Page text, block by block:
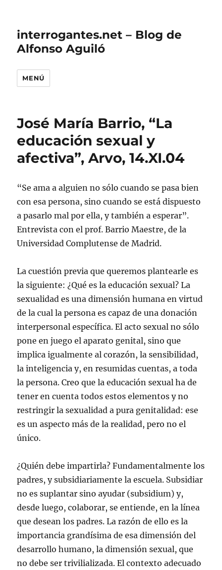
interrogantes.net – Blog de
Alfonso Aguiló
MENÚ
José María Barrio, “La
educación sexual y
afectiva”, Arvo, 14.XI.04
“Se ama a alguien no sólo cuando se pasa bien
con esa persona, sino cuando se está dispuesto
a pasarlo mal por ella, y también a esperar”.
Entrevista con el prof. Barrio Maestre, de la
Universidad Complutense de Madrid.
La cuestión previa que queremos plantearle es
la siguiente: ¿Qué es la educación sexual? La
sexualidad es una dimensión humana en virtud
de la cual la persona es capaz de una donación
interpersonal específica. El acto sexual no sólo
pone en juego el aparato genital, sino que
implica igualmente al corazón, la sensibilidad,
la inteligencia y, en resumidas cuentas, a toda
la persona. Creo que la educación sexual ha de
tener en cuenta todos estos elementos y no
restringir la sexualidad a pura genitalidad: ese
es un aspecto más de la realidad, pero no el
único.
¿Quién debe impartirla? Fundamentalmente los
padres, y subsidiariamente la escuela. Subsidiar
no es suplantar sino ayudar (subsidium) y,
desde luego, colaborar, se entiende, en la línea
que desean los padres. La razón de ello es la
importancia grandísima de esa dimensión del
desarrollo humano, la dimensión sexual, que
no debe ser trivilializada. El contexto adecuado